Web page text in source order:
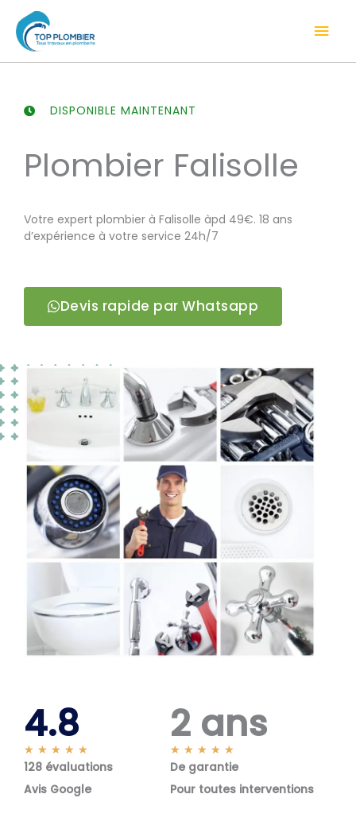
contenu
DISPONIBLE MAINTENANT
Plombier Falisolle
Votre expert plombier à Falisolle àpd 49€. 18 ans
d’expérience à votre service 24h/7
Devis rapide par Whatsapp
4.8
★ ★ ★ ★ ★
o
128 évaluations
Avis Google
2 ans
★ ★ ★ ★ ★
o
De garantie
Pour toutes interventions